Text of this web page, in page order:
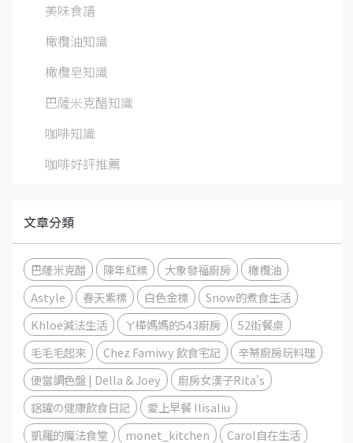
美味食譜
橄欖油知識
橄欖皂知識
巴薩米克醋知識
咖啡知識
咖啡好評推薦
文章分類
巴薩米克醋 陳年紅標 大象發福廚房
橄欖油
Astyle
春天紫標 白色金標
Snow的煮食生活
Khloe減法生活
ㄚ樺媽媽的543廚房
52街餐桌
毛毛毛起來
Chez Famiwy 飲食宅記
辛蒂廚房玩料理
便當調色盤 | Della & Joey
廚房女漢子Rita's
鋁罐の健康飲食日記
愛上早餐 Ilisaliu
凱羅的魔法食堂
monet_kitchen
Carol自在生活